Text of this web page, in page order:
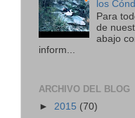
los
Para
de
abajo
inform...
ARCHIVO DEL BLOG
► 2015 (70)